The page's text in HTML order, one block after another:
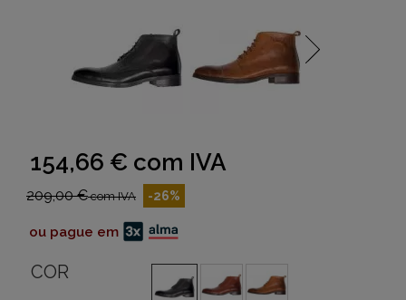
154,66 € com IVA
209,00 €com IVA -26%
ou pague em
COR